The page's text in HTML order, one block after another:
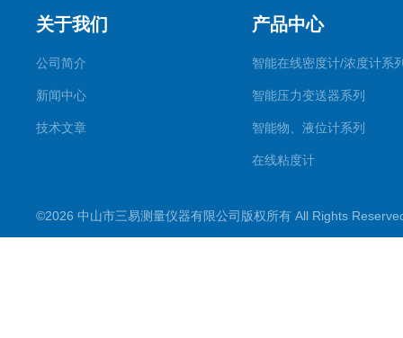
关于我们
公司简介
新闻中心
技术文章
产品中心
智能在线密度计/浓度计系
智能压力变送器系列
智能物、液位计系列
在线粘度计
©2026 中山市三易测量仪器有限公司版权所有 All Rights